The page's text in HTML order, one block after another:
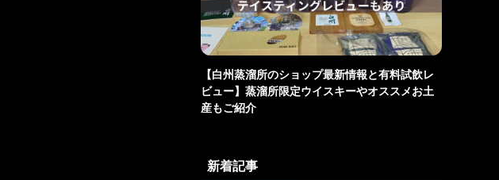
【白州蒸溜所のショップ最新情報と有料試飲レ
ビュー】蒸溜所限定ウイスキーやオススメお土
産もご紹介
新着記事